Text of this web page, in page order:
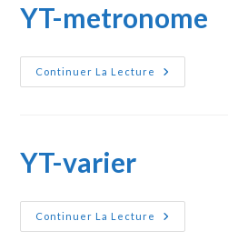
YT-metronome
Continuer La Lecture
YT-
Metronome
YT-varier
Continuer La Lecture
YT-
Varier